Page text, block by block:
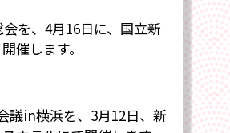
を、4月16日に、国立新
催します。
議in横浜を、3月12日、新